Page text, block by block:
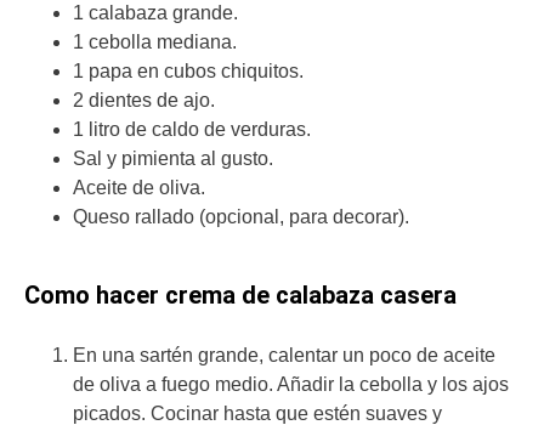
1 calabaza grande.
1 cebolla mediana.
1 papa en cubos chiquitos.
2 dientes de ajo.
1 litro de caldo de verduras.
Sal y pimienta al gusto.
Aceite de oliva.
Queso rallado (opcional, para decorar).
Como hacer crema de calabaza casera
En una sartén grande, calentar un poco de aceite
de oliva a fuego medio. Añadir la cebolla y los ajos
picados. Cocinar hasta que estén suaves y